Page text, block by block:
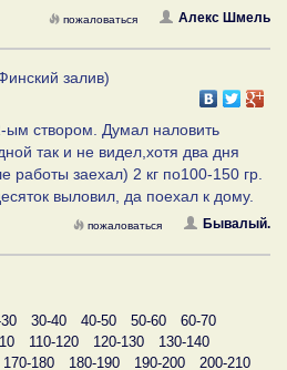
Алекс Шмель
пожаловаться
залив)
створом. Думал наловить
так и не видел,хотя два дня
работы заехал) 2 кг по100-150 гр.
выловил, да поехал к дому.
Бывалый.
пожаловаться
30-40 40-50 50-60
60-70
110-120 120-130
130-140
170-180 180-190 190-200 200-210